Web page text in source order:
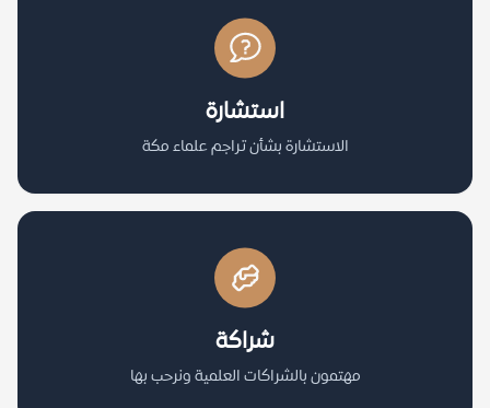
استشارة
الاستشارة بشأن تراجم علماء مكة
شراكة
مهتمون بالشراكات العلمية ونرحب بها